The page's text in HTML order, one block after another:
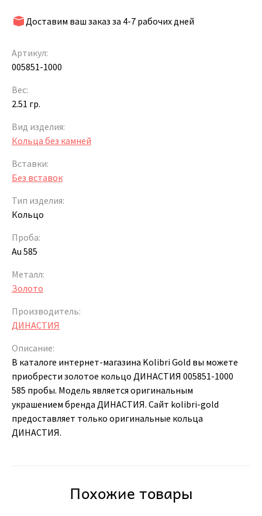
Доставим ваш заказ за 4-7 рабочих дней
Артикул:
005851-1000
Вес:
2.51 гр.
Вид изделия:
Кольца без камней
Вставки:
Без вставок
Тип изделия:
Кольцо
Проба:
Au 585
Металл:
Золото
Производитель:
ДИНАСТИЯ
Описание:
В каталоге интернет-магазина Kolibri Gold вы можете
приобрести золотое кольцо ДИНАСТИЯ 005851-1000
585 пробы. Модель является оригинальным
украшением бренда ДИНАСТИЯ. Сайт kolibri-gold
предоставляет только оригинальные кольца
ДИНАСТИЯ.
Похожие товары